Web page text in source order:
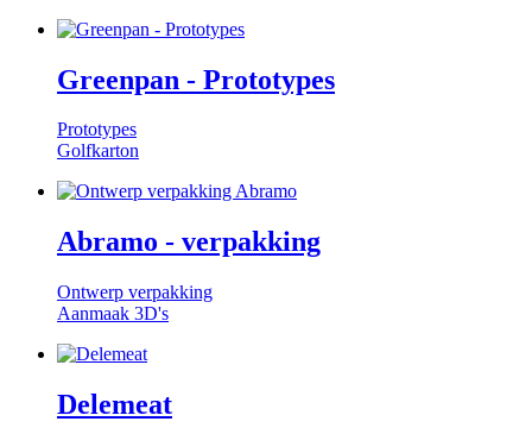
Greenpan - Prototypes
Prototypes
Golfkarton
Abramo - verpakking
Ontwerp verpakking
Aanmaak 3D's
Delemeat